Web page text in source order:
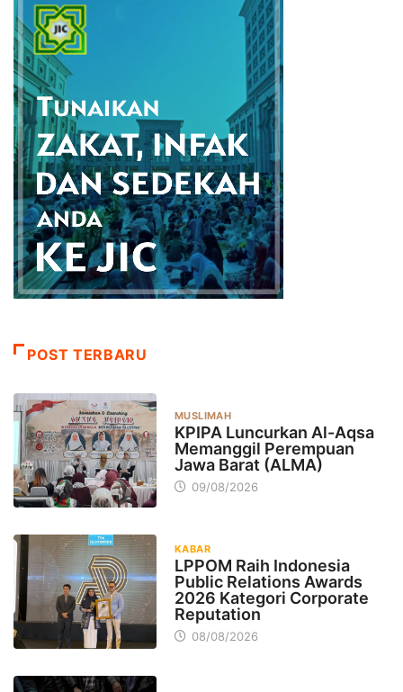
POST TERBARU
MUSLIMAH
KPIPA Luncurkan Al-Aqsa
Memanggil Perempuan
Jawa Barat (ALMA)
09/08/2026
KABAR
LPPOM Raih Indonesia
Public Relations Awards
2026 Kategori Corporate
Reputation
08/08/2026